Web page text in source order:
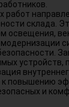
склада.
освещения,
устройств,
к повышению
и